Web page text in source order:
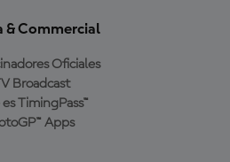
& Commercial
Oficiales
Broadcast
TimingPass™
Apps